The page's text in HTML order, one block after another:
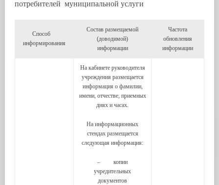
потребителей муниципальной услуги
Способ
информирования
Состав размещаемой
(доводимой)
информации
Частота
обновления
информации
На кабинете руководителя
учреждения размещается
информация о фамилии,
имени, отчестве, приемных
днях и часах.
На информационных
стендах размещается
следующая информация:
– копии
учредительных
документов